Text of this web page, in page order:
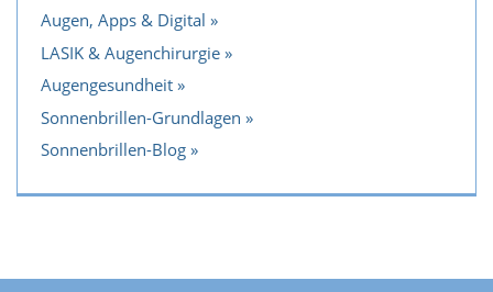
Augen, Apps & Digital
LASIK & Augenchirurgie
Augengesundheit
Sonnenbrillen-Grundlagen
Sonnenbrillen-Blog